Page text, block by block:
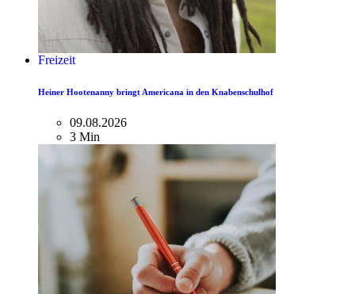
Freizeit
Heiner Hootenanny bringt Americana in den Knabenschulhof
09.08.2026
3 Min